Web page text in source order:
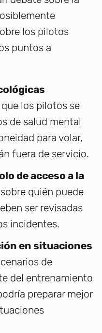
los pilotos
puntos a
que los pilotos se
de salud mental
para volar,
fuera de servicio.
de acceso a la
quién puede
ser revisadas
incidentes.
en situaciones
de
del entrenamiento
preparar mejor